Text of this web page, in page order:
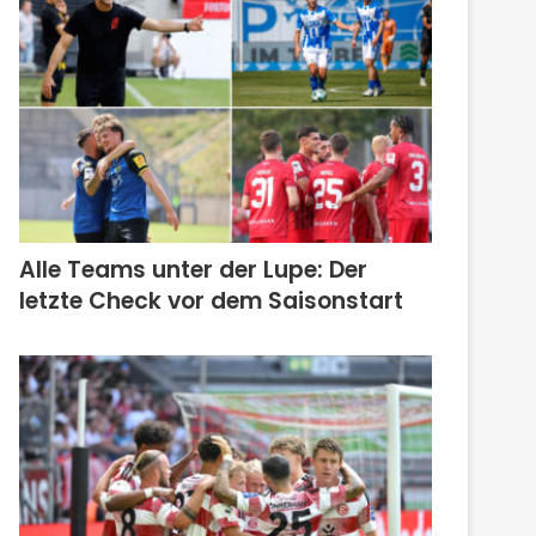
Alle Teams unter der Lupe: Der
letzte Check vor dem Saisonstart